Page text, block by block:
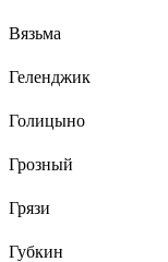
Вязьма
Геленджик
Голицыно
Грозный
Грязи
Губкин